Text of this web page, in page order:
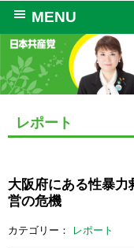
MENU
レポート
大阪府にある性暴
営の危機
カテゴリー： レポート